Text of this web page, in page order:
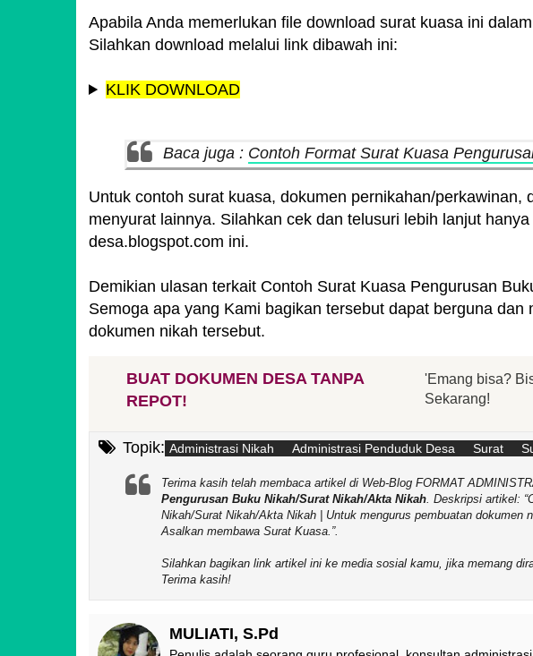
Apabila Anda memerlukan file download surat kuasa ini
Silahkan download melalui link dibawah ini:
KLIK DOWNLOAD
Baca juga : Contoh Format Surat Kuasa
Untuk contoh surat kuasa, dokumen pernikahan/perkawinan,
menyurat lainnya. Silahkan cek dan telusuri lebih lanjut
desa.blogspot.com ini.
Demikian ulasan terkait Contoh Surat Kuasa Pengurusan
Semoga apa yang Kami bagikan tersebut dapat berguna
dokumen nikah tersebut.
BUAT DOKUMEN DESA TANPA
REPOT!
'Emang bisa?
Sekarang!
Topik: Administrasi Nikah Administrasi Penduduk Desa Surat
Terima kasih telah membaca artikel di Web-Blog FORMAT
Pengurusan Buku Nikah/Surat Nikah/Akta Nikah. Deskripsi artikel:
Nikah/Surat Nikah/Akta Nikah | Untuk mengurus pembuatan dokumen
Asalkan membawa Surat Kuasa. .
Silahkan bagikan link artikel ini ke media sosial kamu, jika memang
Terima kasih!
MULIATI, S.Pd